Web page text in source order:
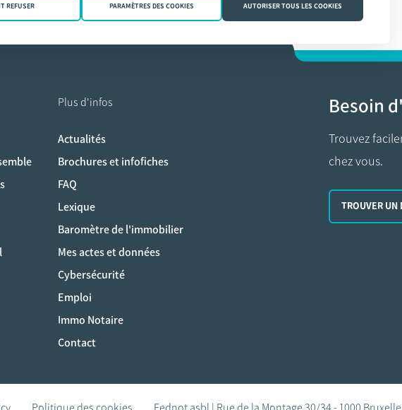
Plus d'infos
Actualités
Brochures et infofiches
FAQ
Lexique
Baromètre de l'immobilier
Mes actes et données
Cybersécurité
Emploi
Immo Notaire
Contact
Besoin
Trouvez
chez vous.
TROUVER UN
REFUSER PARAMÈTRES DES COOKIES AUTORISER TOUS LES COOKIES